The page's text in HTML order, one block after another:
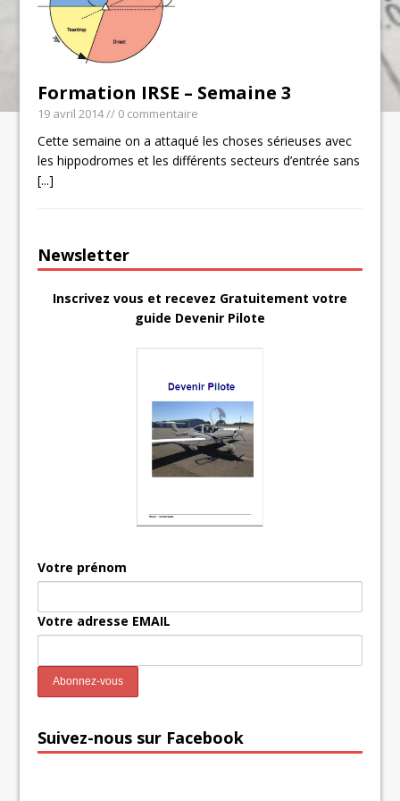
Formation IRSE – Semaine 3
19 avril 2014// 0 commentaire
Cette semaine on a attaqué les choses sérieuses avec
les hippodromes et les différents secteurs d’entrée sans
[...]
Newsletter
Inscrivez vous et recevez Gratuitement votre
guide Devenir Pilote
Votre prénom
Votre adresse EMAIL
Suivez-nous sur Facebook